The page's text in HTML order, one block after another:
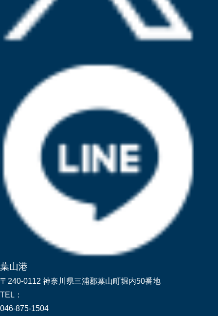
葉山港
〒240-0112 神奈川県三浦郡葉山町堀内50番地
TEL：
046-875-1504